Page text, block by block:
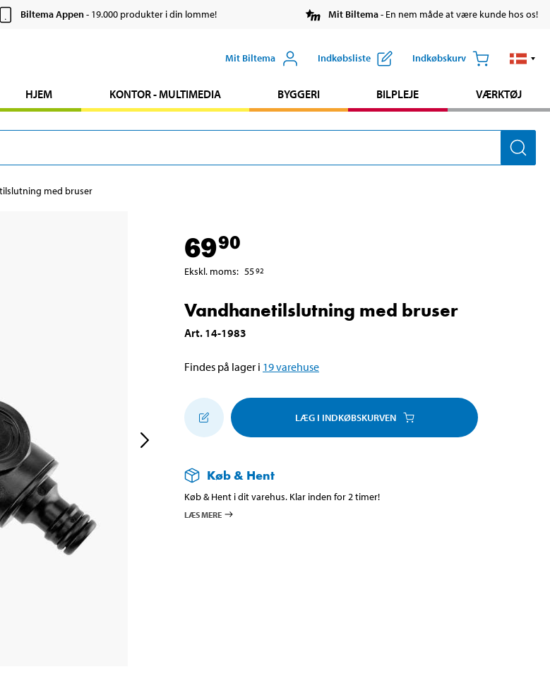
Biltema Appen- 19.000 produkter i din lomme! Mit Biltema- En nem måde at være kunde hos os!
Mit Biltema Indkøbsliste Indkøbskurv
HJEM KONTOR - MULTIMEDIA BYGGERI BILPLEJE VÆRKTØJ
med bruser
6990
Ekskl. moms: 5592
Vandhanetilslutning med bruser
Art. 14-1983
Findes på lager i 19varehuse
LÆG I INDKØBSKURVEN
Køb & Hent
Køb & Hent i dit varehus. Klar inden for 2 timer!
LÆS MERE